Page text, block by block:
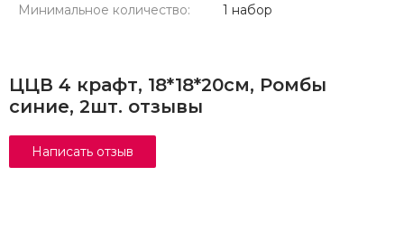
Минимальное количество: 1 набор
ЦЦВ 4 крафт, 18*18*20см, Ромбы
синие, 2шт. отзывы